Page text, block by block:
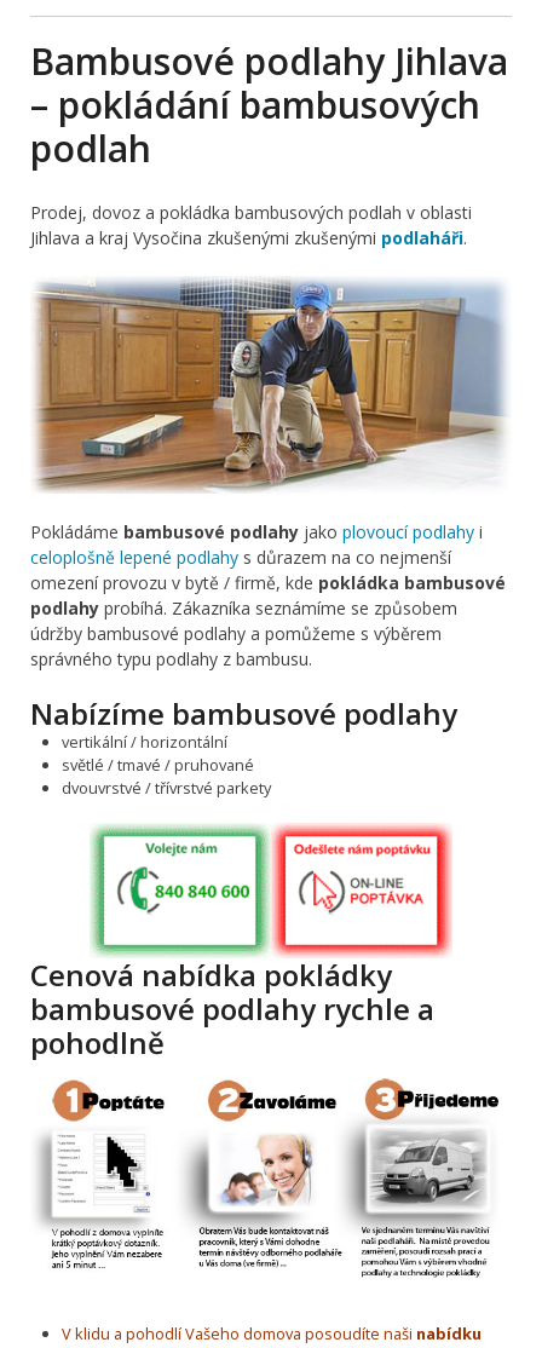
Bambusové podlahy Jihlava
– pokládání bambusových
podlah
Prodej, dovoz a pokládka bambusových podlah v oblasti
Jihlava a kraj Vysočina zkušenými zkušenými podlaháři.
Pokládáme bambusové podlahy jako plovoucí podlahy i
celoplošně lepené podlahy s důrazem na co nejmenší
omezení provozu v bytě / firmě, kde pokládka bambusové
podlahy probíhá. Zákazníka seznámíme se způsobem
údržby bambusové podlahy a pomůžeme s výběrem
správného typu podlahy z bambusu.
Nabízíme bambusové podlahy
vertikální / horizontální
světlé / tmavé / pruhované
dvouvrstvé / třívrstvé parkety
Cenová nabídka pokládky
bambusové podlahy rychle a
pohodlně
V klidu a pohodlí Vašeho domova posoudíte naši nabídku